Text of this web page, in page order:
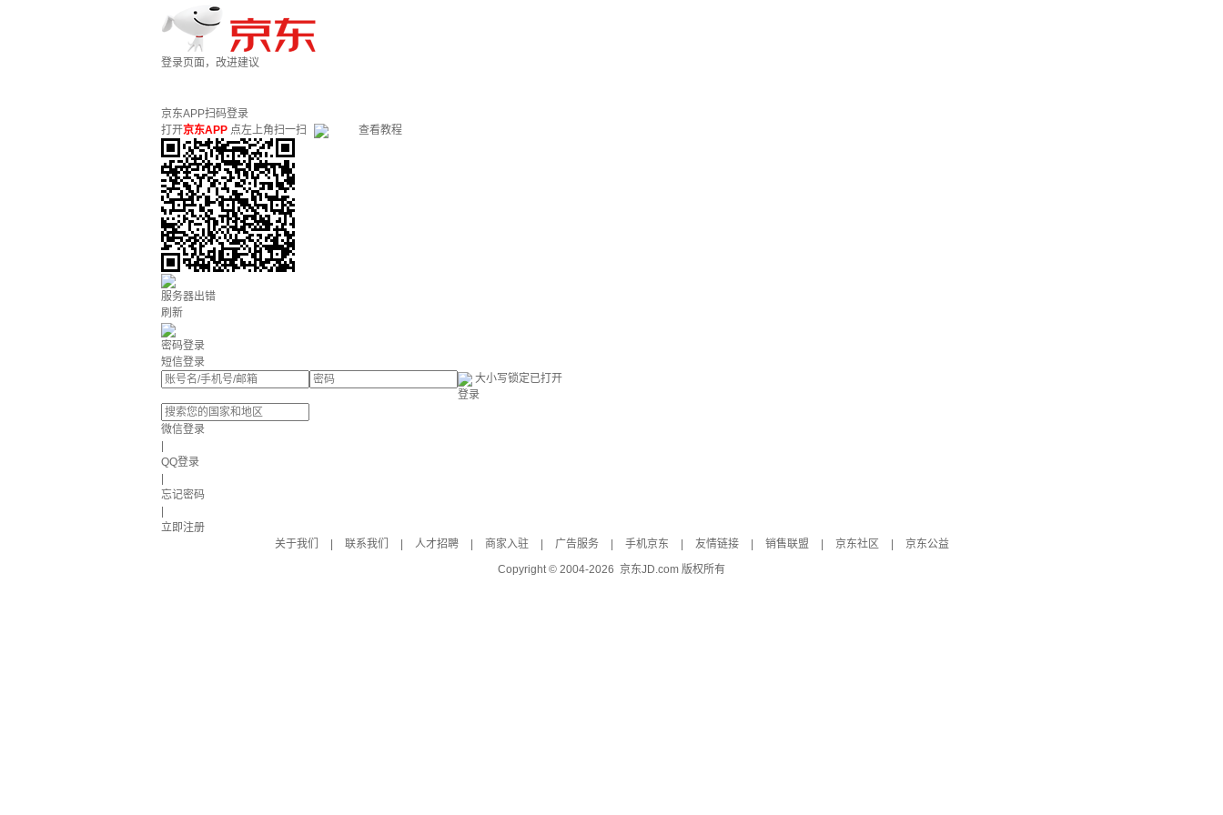
登录页面，改进建议
京东APP扫码登录
打开京东APP 点左上角扫一扫 查看教程
服务器出错
刷新
密码登录
短信登录
大小写锁定已打开
登录
微信登录
QQ登录
忘记密码
立即注册
关于我们
联系我们 人才招聘 商家入驻 广告服务 手机京东 友情链接 销售联盟 京东社区
京东公益
Copyright © 2004-2026 京东JD.com 版权所有